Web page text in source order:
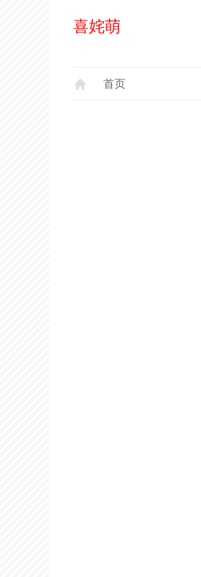
喜姹萌
首页